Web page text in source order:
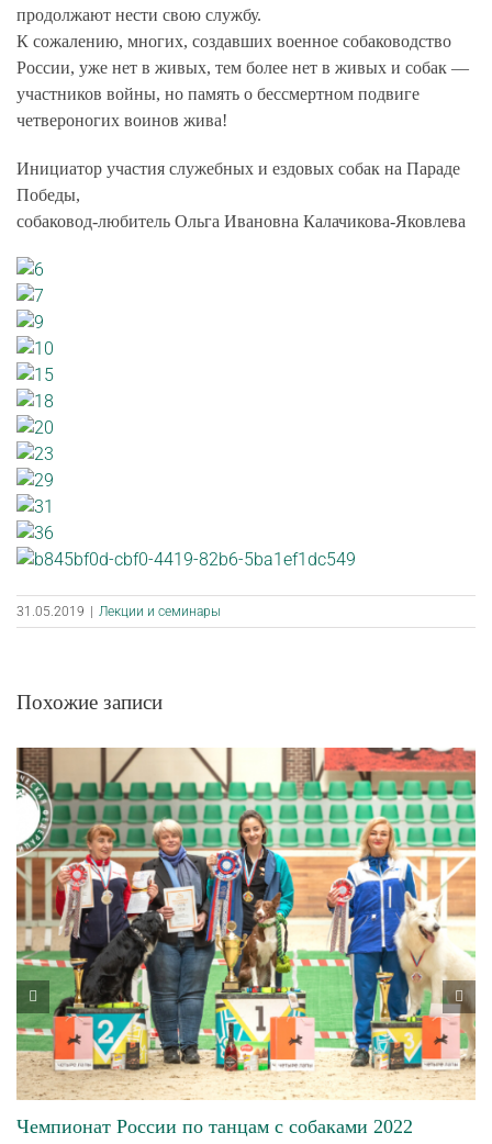
продолжают нести свою службу.
К сожалению, многих, создавших военное собаководство
России, уже нет в живых, тем более нет в живых и собак —
участников войны, но память о бессмертном подвиге
четвероногих воинов жива!
Инициатор участия служебных и ездовых собак на Параде
Победы,
собаковод-любитель Ольга Ивановна Калачикова-Яковлева
31.05.2019 Лекции и семинары
Похожие записи
Чемпионат России по танцам с собаками 2022